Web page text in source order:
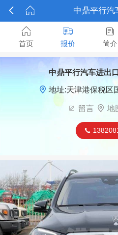
 

首页

报价

简介
中鼎平行汽车进出
 地址:天津港保税区
 留言  地
